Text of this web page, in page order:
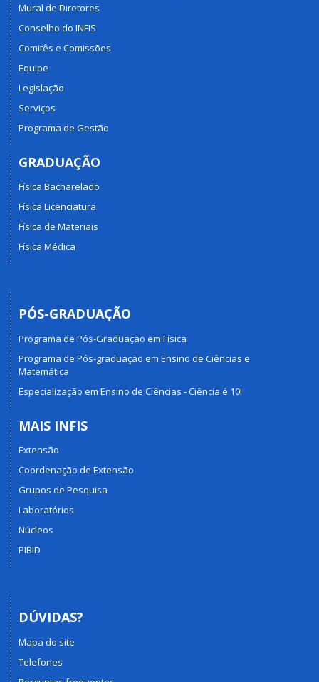
Mural de Diretores
Conselho do INFIS
Comitês e Comissões
Equipe
Legislação
Serviços
Programa de Gestão
GRADUAÇÃO
Física Bacharelado
Física Licenciatura
Física de Materiais
Física Médica
PÓS-GRADUAÇÃO
Programa de Pós-Graduação em Física
Programa de Pós-graduação em Ensino de Ciências e
Matemática
Especialização em Ensino de Ciências - Ciência é 10!
MAIS INFIS
Extensão
Coordenação de Extensão
Grupos de Pesquisa
Laboratórios
Núcleos
PIBID
DÚVIDAS?
Mapa do site
Telefones